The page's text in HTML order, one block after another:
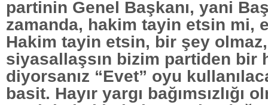
partinin Genel Başkanı, yani
zamanda, hakim tayin etsin mi,
Hakim tayin etsin, bir şey
siyasallaşsın bizim partiden bir
diyorsanız “Evet” oyu
basit. Hayır yargı bağımsızlığı